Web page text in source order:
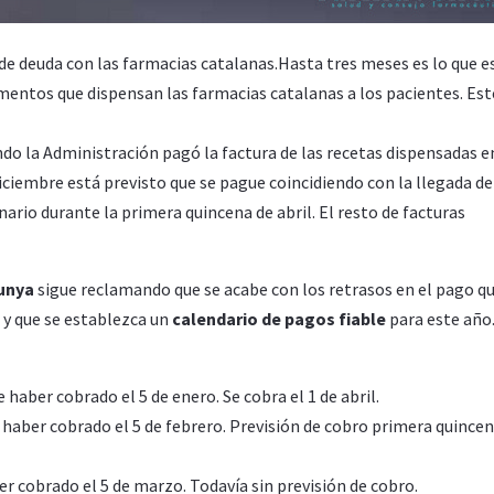
deuda con las farmacias catalanas.Hasta tres meses es lo que
que dispensan las farmacias catalanas a los pacientes.
la Administración pagó la factura de las recetas dispensadas
está previsto que se pague coincidiendo con la llegada
durante la primera quincena de abril. El resto de facturas
sigue reclamando que se acabe con los retrasos en el pago
que se establezca un calendario de pagos fiable para este año.
cobrado el 5 de enero. Se cobra el 1 de abril.
cobrado el 5 de febrero. Previsión de cobro primera
cobrado el 5 de marzo. Todavía sin previsión de cobro.